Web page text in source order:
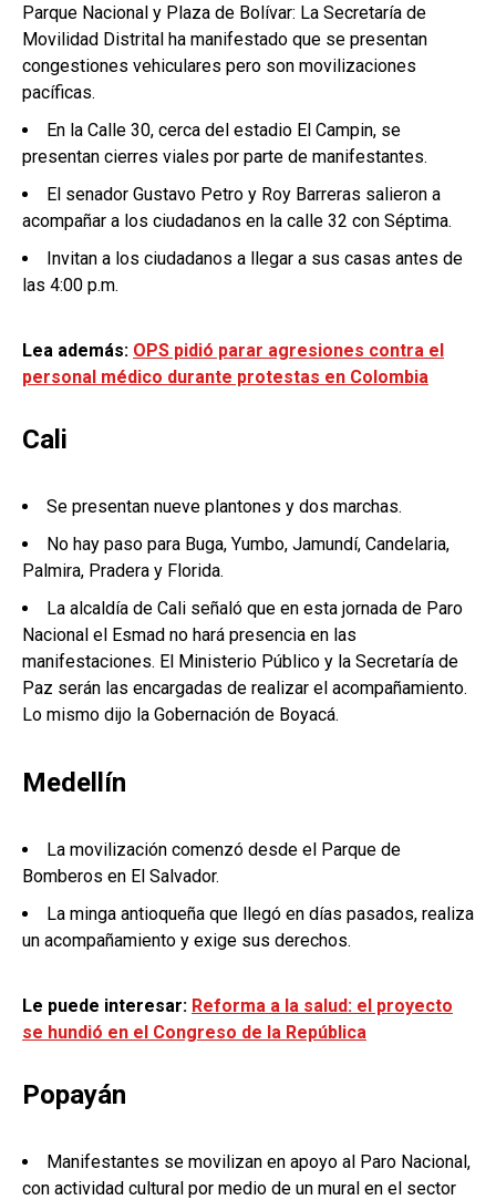
Parque Nacional y Plaza de Bolívar: La Secretaría de
Movilidad Distrital ha manifestado que se presentan
congestiones vehiculares pero son movilizaciones
pacíficas.
En la Calle 30, cerca del estadio El Campin, se
presentan cierres viales por parte de manifestantes.
El senador Gustavo Petro y Roy Barreras salieron a
acompañar a los ciudadanos en la calle 32 con Séptima.
Invitan a los ciudadanos a llegar a sus casas antes de
las 4:00 p.m.
Lea además: OPS pidió parar agresiones contra el
personal médico durante protestas en Colombia
Cali
Se presentan nueve plantones y dos marchas.
No hay paso para Buga, Yumbo, Jamundí, Candelaria,
Palmira, Pradera y Florida.
La alcaldía de Cali señaló que en esta jornada de Paro
Nacional el Esmad no hará presencia en las
manifestaciones. El Ministerio Público y la Secretaría de
Paz serán las encargadas de realizar el acompañamiento.
Lo mismo dijo la Gobernación de Boyacá.
Medellín
La movilización comenzó desde el Parque de
Bomberos en El Salvador.
La minga antioqueña que llegó en días pasados, realiza
un acompañamiento y exige sus derechos.
Le puede interesar: Reforma a la salud: el proyecto
se hundió en el Congreso de la República
Popayán
Manifestantes se movilizan en apoyo al Paro Nacional,
con actividad cultural por medio de un mural en el sector